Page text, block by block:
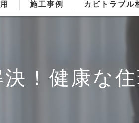
施工事例 カビトラブル
！健康な